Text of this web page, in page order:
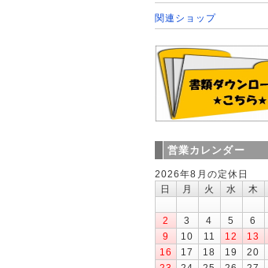
関連ショップ
営業カレンダー
2026年8月の定休日
日
月 火 水 木
2
3 4 5 6
9
10 11 12 13
16
17 18 19 20